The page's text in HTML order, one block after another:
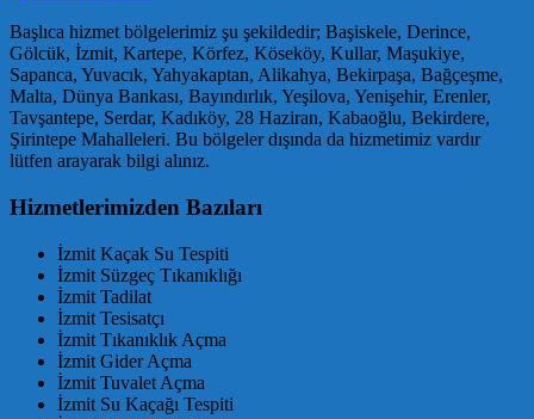
Başlıca hizmet bölgelerimiz şu şekildedir; Başiskele, Derince,
Gölcük, İzmit, Kartepe, Körfez, Köseköy, Kullar, Maşukiye,
Sapanca, Yuvacık, Yahyakaptan, Alikahya, Bekirpaşa, Bağçeşme,
Malta, Dünya Bankası, Bayındırlık, Yeşilova, Yenişehir, Erenler,
Tavşantepe, Serdar, Kadıköy, 28 Haziran, Kabaoğlu, Bekirdere,
Şirintepe Mahalleleri. Bu bölgeler dışında da hizmetimiz vardır
lütfen arayarak bilgi alınız.
Hizmetlerimizden Bazıları
İzmit Kaçak Su Tespiti
İzmit Süzgeç Tıkanıklığı
İzmit Tadilat
İzmit Tesisatçı
İzmit Tıkanıklık Açma
İzmit Gider Açma
İzmit Tuvalet Açma
İzmit Su Kaçağı Tespiti